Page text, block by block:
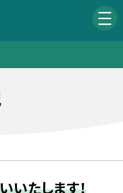
いたします！